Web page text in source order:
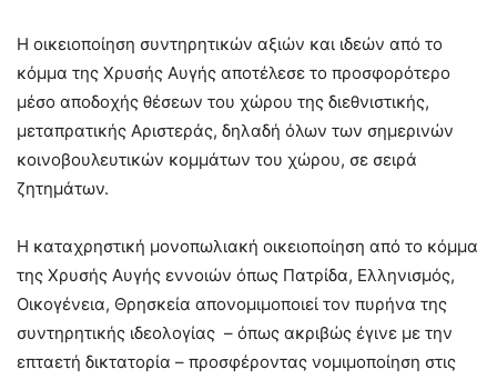
Η οικειοποίηση συντηρητικών αξιών και ιδεών από το
κόμμα της Χρυσής Αυγής αποτέλεσε το προσφορότερο
μέσο αποδοχής θέσεων του χώρου της διεθνιστικής,
μεταπρατικής Αριστεράς, δηλαδή όλων των σημερινών
κοινοβουλευτικών κομμάτων του χώρου, σε σειρά
ζητημάτων.
Η καταχρηστική μονοπωλιακή οικειοποίηση από το κόμμα
της Χρυσής Αυγής εννοιών όπως Πατρίδα, Ελληνισμός,
Οικογένεια, Θρησκεία απονομιμοποιεί τον πυρήνα της
συντηρητικής ιδεολογίας – όπως ακριβώς έγινε με την
επταετή δικτατορία – προσφέροντας νομιμοποίηση στις